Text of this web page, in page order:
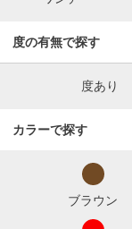
度の有無で探す
度あり
カラーで探す
ブラウン